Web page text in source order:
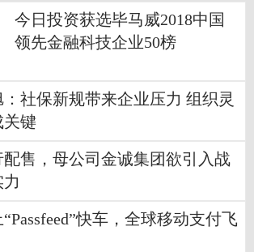
今日投资获选毕马威2018中国
领先金融科技企业50榜
社保新规带来企业压力 组织灵
关键
售，母公司金诚集团欲引入战
快车，全球移动支付飞